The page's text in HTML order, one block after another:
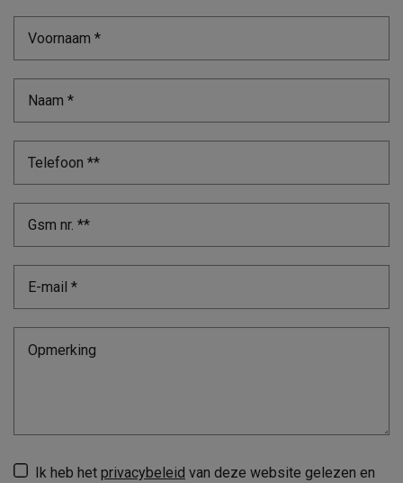
Ik heb het privacybeleid van deze website gelezen en